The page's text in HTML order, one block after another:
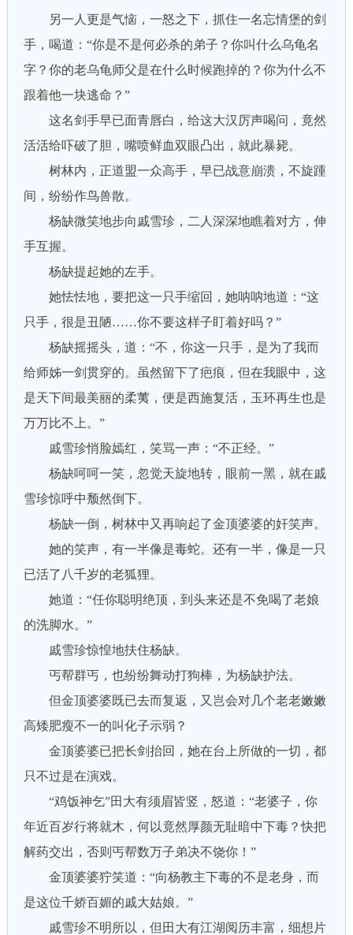
另一人更是气恼，一怒之下，抓住一名忘情堡的剑
手，喝道：“你是不是何必杀的弟子？你叫什么乌龟名
字？你的老乌龟师父是在什么时候跑掉的？你为什么不
跟着他一块逃命？”
这名剑手早已面青唇白，给这大汉厉声喝问，竟然
活活给吓破了胆，嘴喷鲜血双眼凸出，就此暴毙。
树林内，正道盟一众高手，早已战意崩溃，不旋踵
间，纷纷作鸟兽散。
杨缺微笑地步向戚雪珍，二人深深地瞧着对方，伸
手互握。
杨缺提起她的左手。
她怯怯地，要把这一只手缩回，她呐呐地道：“这
只手，很是丑陋……你不要这样子盯着好吗？”
杨缺摇摇头，道：“不，你这一只手，是为了我而
给师姊一剑贯穿的。虽然留下了疤痕，但在我眼中，这
是天下间最美丽的柔荑，便是西施复活，玉环再生也是
万万比不上。”
戚雪珍悄脸嫣红，笑骂一声：“不正经。”
杨缺呵呵一笑，忽觉天旋地转，眼前一黑，就在戚
雪珍惊呼中颓然倒下。
杨缺一倒，树林中又再响起了金顶婆婆的奸笑声。
她的笑声，有一半像是毒蛇。还有一半，像是一只
已活了八千岁的老狐狸。
她道：“任你聪明绝顶，到头来还是不免喝了老娘
的洗脚水。”
戚雪珍惊惶地扶住杨缺。
丐帮群丐，也纷纷舞动打狗棒，为杨缺护法。
但金顶婆婆既已去而复返，又岂会对几个老老嫩嫩
高矮肥瘦不一的叫化子示弱？
金顶婆婆已把长剑抬回，她在台上所做的一切，都
只不过是在演戏。
“鸡饭神乞”田大有须眉皆竖，怒道：“老婆子，你
年近百岁行将就木，何以竟然厚颜无耻暗中下毒？快把
解药交出，否则丐帮数万子弟决不饶你！”
金顶婆婆狞笑道：“向杨教主下毒的不是老身，而
是这位千娇百媚的戚大姑娘。”
戚雪珍不明所以，但田大有江湖阅历丰富，细想片